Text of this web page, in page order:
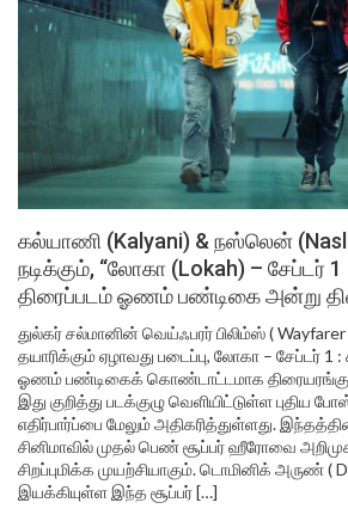
கல்யாணி (Kalyani) & நஸ்லென்
நடிக்கும், “லோகா (Lokah) – சேப்டர் 1
திரைப்படம் ஓணம் பண்டிகை அன்று
துல்கர் சல்மானின் வெய்ஃபரர் பிலிம்ஸ் ( Wayfarer
தயாரிக்கும் ஏழாவது படைப்பு, லோகா – சேப்டர் 1
ஓணம் பண்டிகைக் கொண்டாட்டமாக
இது குறித்து படக்குழு வெளியிட்டுள்ள புதிய
எதிர்பார்ப்பை மேலும் அதிகரித்துள்ளது.
சினிமாவில் முதல் பெண் சூப்பர் ஹீரோவை
சிறப்புமிக்க முயற்சியாகும். டொமினிக் அருண் (
இயக்கியுள்ள இந்த சூப்பர் […]